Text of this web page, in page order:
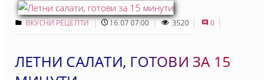
ВКУСНИ РЕЦЕПТИ 16.07 07:00 3520 0
ЛЕТНИ САЛАТИ, ГОТОВИ ЗА 15